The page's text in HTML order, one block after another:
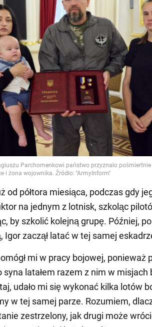
od półtora miesiąca, podczas gdy
na jednym z lotnisk, szkoląc
by szkolić kolejną grupę. Później,
Igor zaczął latać w tej samej
mi w pracy bojowej, ponieważ
syna latałem razem z nim w misjach
udało mi się wykonać kilka lotów
w tej samej parze. Rozumiem,
zestrzelony, jak drugi może